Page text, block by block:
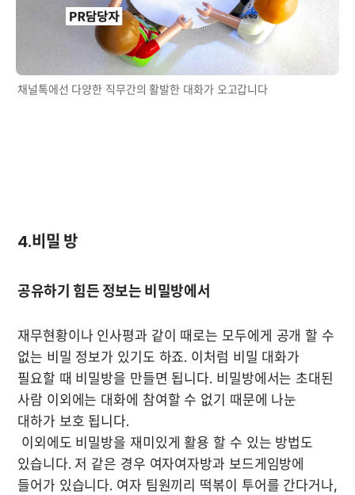
채널톡에선 다양한 직무간의 활발한 대화가 오고갑니다
4.비밀 방
재무현황이나 인사평과 같이 때로는 모두에게 공개 할 수
없는 비밀 정보가 있기도 하죠. 이처럼 비밀 대화가
필요할 때 비밀방을 만들면 됩니다. 비밀방에서는 초대된
사람 이외에는 대화에 참여할 수 없기 때문에 나눈
대하가 보호 됩니다.
있습니다. 저 같은 경우 여자여자방과 보드게임방에
들어가 있습니다. 여자 팀원끼리 떡볶이 투어를 간다거나,